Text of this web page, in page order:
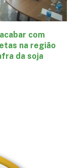
com
na região
da soja